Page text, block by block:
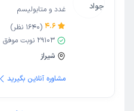
غدد و متابولیسم
4.6
(
1640 نظر)
29103 نوبت موفق
شیراز
مشاوره آنلاین بگیرید